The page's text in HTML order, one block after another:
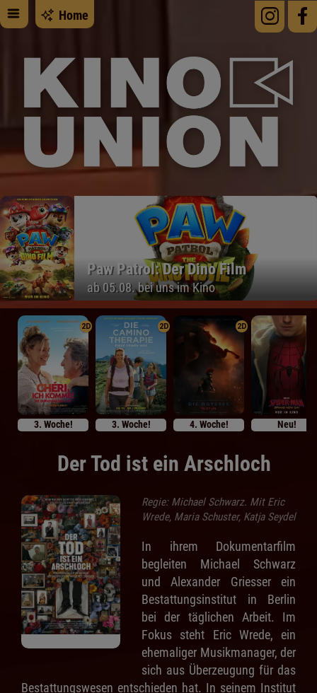
Home
Paw Patrol: Der Dino Film
ab 05.08. bei uns im Kino
2D
3. Woche!
2D
3. Woche!
2D
4. Woche! Neu!
Der Tod ist ein Arschloch
Regie: Michael Schwarz. Mit Eric
Wrede, Maria Schuster, Katja Seydel
In ihrem Dokumentarfilm
begleiten Michael Schwarz
und Alexander Griesser ein
Bestattungsinstitut in Berlin
bei der täglichen Arbeit. Im
Fokus steht Eric Wrede, ein
ehemaliger Musikmanager, der
sich aus Überzeugung für das
Bestattungswesen entschieden hat. In seinem Institut